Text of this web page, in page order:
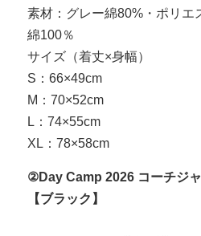
素材：グレー綿80%・ポリエ
綿100％
サイズ（着丈×身幅）
S：66×49cm
M：70×52cm
L：74×55cm
XL：78×58cm
②Day Camp 2026 コーチジ
【ブラック】